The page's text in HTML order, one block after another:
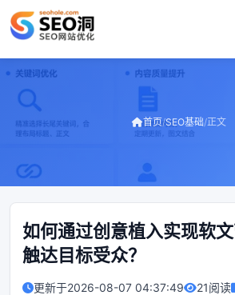
首页/SEO基础/正文
如何通过创意植入实现软
触达目标受众？
更新于2026-08-07 04:37:49 21阅读